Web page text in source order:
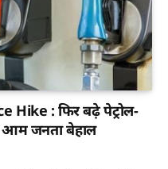
Hike : फिर बढ़े पेट्रोल-
आम जनता बेहाल